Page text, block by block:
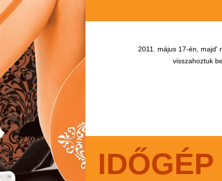
2011. május 17-én, majd'
visszahoztuk
IDŐGÉP